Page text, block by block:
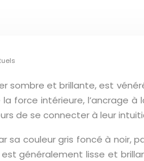
sombre et brillante, est
force intérieure,
de se connecter à leur
sa couleur gris foncé à
généralement lisse et